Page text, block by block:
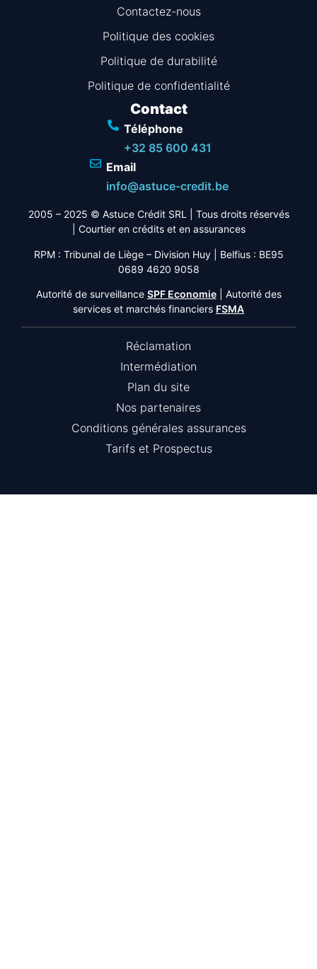
Contactez-nous
Politique des cookies
Politique de durabilité
Politique de confidentialité
Contact
Téléphone
+32 85 600 431
Email
info@astuce-credit.be
2005 – 2025 © Astuce Crédit SRL
| Tous droits réservés
Courtier en crédits et en assurances
RPM : Tribunal de Liège – Division Huy | Belfius : BE95
0689 4620 9058
Autorité de surveillance SPF Economie| Autorité des
services et marchés financiers FSMA
Réclamation
Intermédiation
Plan du site
Nos partenaires
Conditions générales assurances
Tarifs et Prospectus